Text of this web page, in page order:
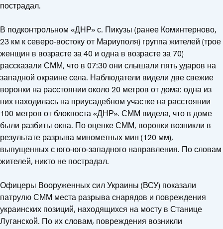
пострадал.
В подконтрольном «ДНР» с. Пикузы (ранее Коминтерново,
23 км к северо-востоку от Мариуполя) группа жителей (трое
женщин в возрасте за 40 и одна в возрасте за 70)
рассказали СММ, что в 07:30 они слышали пять ударов на
западной окраине села. Наблюдатели видели две свежие
воронки на расстоянии около 20 метров от дома: одна из
них находилась на приусадебном участке на расстоянии
100 метров от блокпоста «ДНР». СММ видела, что в доме
были разбиты окна. По оценке СММ, воронки возникли в
результате разрыва минометных мин (120 мм),
выпущенных с юго-юго-западного направления. По словам
жителей, никто не пострадал.
Офицеры Вооруженных сил Украины (ВСУ) показали
патрулю СММ места разрыва снарядов и повреждения
украинских позиций, находящихся на мосту в Станице
Луганской. По их словам, повреждения возникли